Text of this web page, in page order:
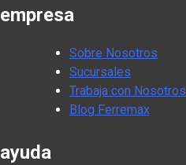
empresa
Sobre Nosotros
Sucursales
Trabaja con Nosotros
Blog Ferremax
ayuda